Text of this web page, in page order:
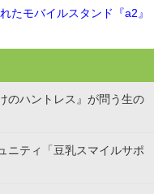
たモバイルスタンド『a2』
のハントレス』が問う生の
ニティ「豆乳スマイルサポ